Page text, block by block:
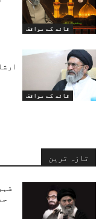
قائد کے مواقف
قائد کے مواقف
تازہ ترین